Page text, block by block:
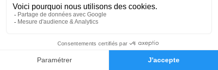
Faire-part Hommages
Cérémonie
Eglise Notre Dame Rue de la Libération
38300 Bourgoin Jallieu